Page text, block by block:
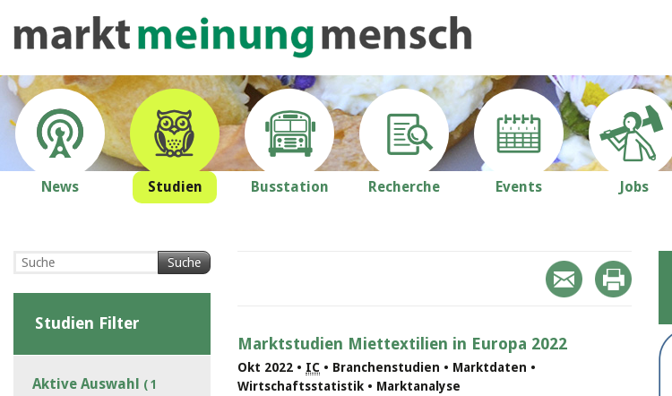
News Studien Busstation Recherche Events Jobs
Marktstudien Miettextilien in Europa 2022
Okt 2022 • IC • Branchenstudien • Marktdaten •
Wirtschaftsstatistik • Marktanalyse
Suche
Studien Filter
Aktive Auswahl ( 1